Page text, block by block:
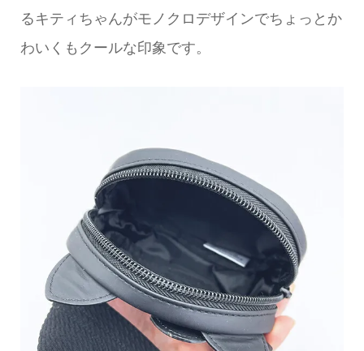
るキティちゃんがモノクロデザインでちょっとか
わいくもクールな印象です。